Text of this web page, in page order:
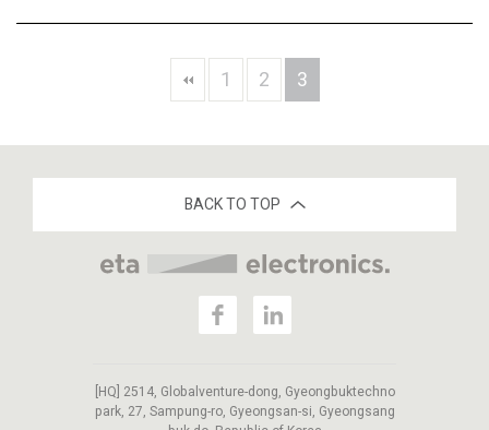
목적으로 개최됐다. 이번 경연대회는 지난 1 ∼ 2월경 참가팀 모집을 시작
1 2 3
BACK TO TOP
[HQ] 2514, Globalventure-dong, Gyeongbuktechno
park, 27, Sampung-ro, Gyeongsan-si, Gyeongsang